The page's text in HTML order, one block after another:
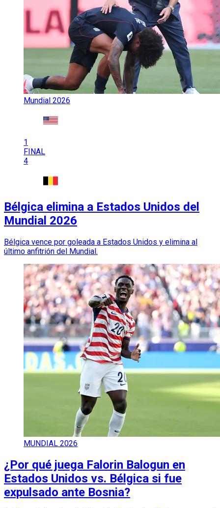
Mundial 2026
1
FINAL
4
Bélgica elimina a Estados Unidos del
Mundial 2026
Bélgica vence por goleada a Estados Unidos y elimina al
último anfitrión del Mundial.
MUNDIAL 2026
¿Por qué juega Falorin Balogun en
Estados Unidos vs. Bélgica si fue
expulsado ante Bosnia?